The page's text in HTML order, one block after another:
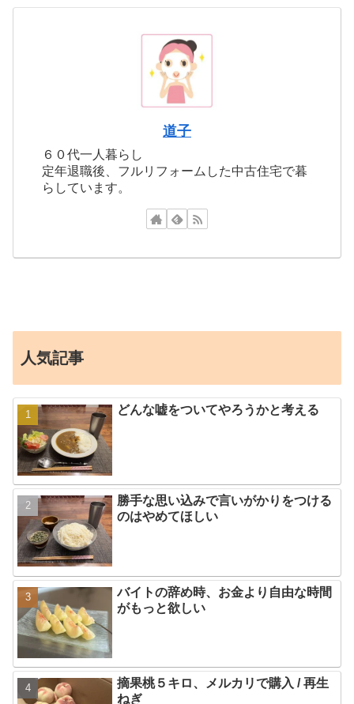
道子
６０代一人暮らし
定年退職後、フルリフォームした中古住宅で暮
らしています。
人気記事
どんな嘘をついてやろうかと考える
勝手な思い込みで言いがかりをつける
のはやめてほしい
バイトの辞め時、お金より自由な時間
がもっと欲しい
摘果桃５キロ、メルカリで購入 / 再生
ねぎ